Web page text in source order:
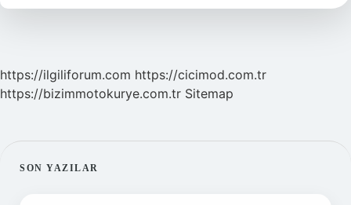
https://ilgiliforum.com https://cicimod.com.tr
https://bizimmotokurye.com.tr Sitemap
SIDEBAR
SON YAZILAR